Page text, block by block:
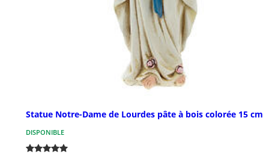
Statue Notre-Dame de Lourdes pâte à bois colorée 15 cm
DISPONIBLE